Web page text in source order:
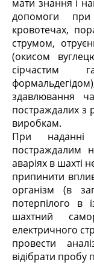
мати знання і
допомоги при
кровотечах,
струмом,
(окисом
сірчастим
здавлювання
постраждалих
виробкам.
При наданні
постраждалим
аваріях в шахті
припинити
організм (в
потерпілого в
шахтний
електричного
провести
відібрати пробу